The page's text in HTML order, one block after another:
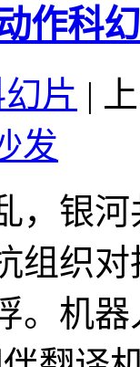
作科
片 |
发
，银
组织
。机